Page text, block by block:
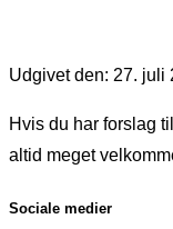
Udgivet den: 27. juli
Hvis du har forslag
altid meget
Sociale medier